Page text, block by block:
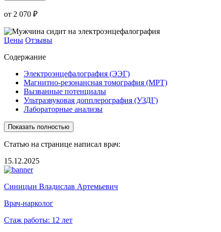
от 2 070 ₽
Цены Отзывы
Содержание
Электроэнцефалография (ЭЭГ)
Магнитно-резонансная томография (МРТ)
Вызванные потенциалы
Ультразвуковая допплерография (УЗДГ)
Лабораторные анализы
Показать полностью
Статью на странице написал врач:
15.12.2025
Синицын Владислав Артемьевич
Врач-нарколог
Стаж работы: 12 лет